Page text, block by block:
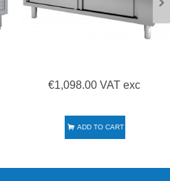
€1,098.00 VAT exc
ADD TO CART